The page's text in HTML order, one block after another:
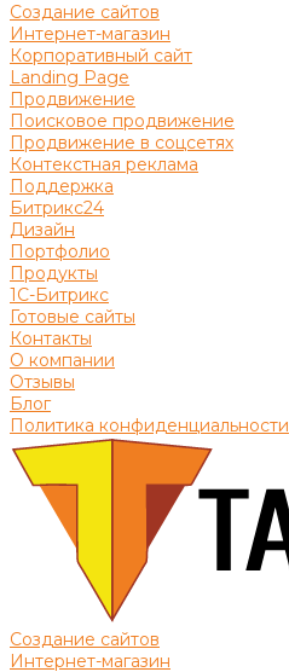
Создание сайтов
Интернет-магазин
Корпоративный сайт
Landing Page
Продвижение
Поисковое продвижение
Продвижение в соцсетях
Контекстная реклама
Поддержка
Битрикс24
Дизайн
Портфолио
Продукты
1С-Битрикс
Готовые сайты
Контакты
О компании
Отзывы
Блог
Политика конфиденциальности
Создание сайтов
Интернет-магазин